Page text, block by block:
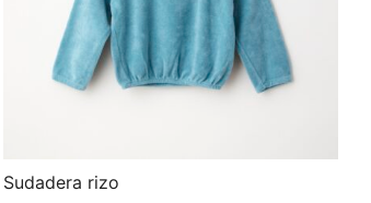
Sudadera rizo